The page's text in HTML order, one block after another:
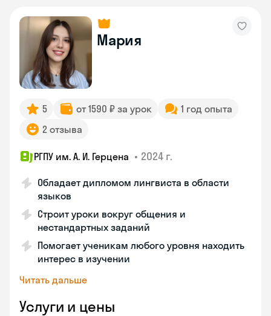
Мария
5 от 1590 ₽ за урок
1 год опыта
2 отзыва
РГПУ им. А. И. Герцена • 2024 г.
Обладает дипломом лингвиста в области
языков
Строит уроки вокруг общения и
нестандартных заданий
Помогает ученикам любого уровня находить
интерес в изучении
Читать дальше
Услуги и цены